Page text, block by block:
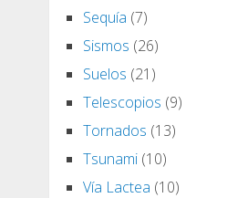
Sequía (7)
Sismos (26)
Suelos (21)
Telescopios (9)
Tornados (13)
Tsunami(10)
Vía Lactea (10)